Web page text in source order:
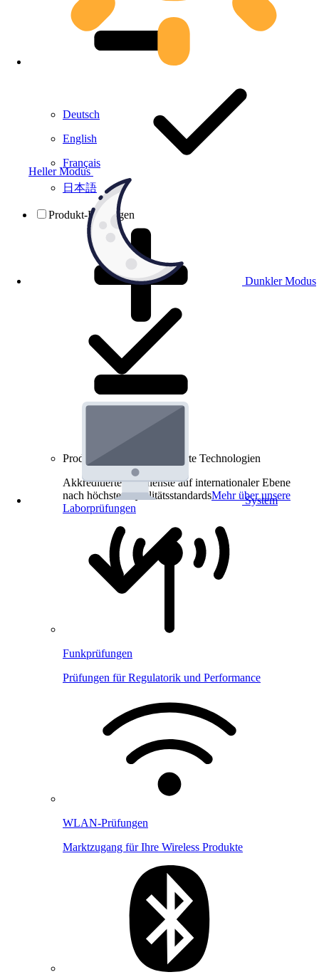
Heller Modus
Dunkler Modus
System
Deutsch
English
Français
日本語
Produkt-Prüfungen
Produkt-Prüfungen für smarte Technologien
Akkreditierte Prüfdienste auf internationaler Ebene
nach höchsten QualitätsstandardsMehr über unsere
Laborprüfungen
Funkprüfungen
Prüfungen für Regulatorik und Performance
WLAN-Prüfungen
Marktzugang für Ihre Wireless Produkte